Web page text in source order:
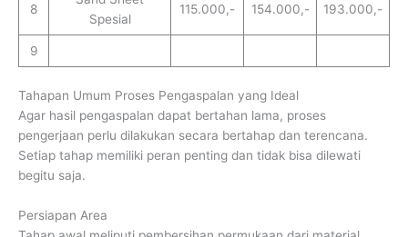
8
Spesial
115.000,- 154.000,- 193.000,-
9
Tahapan Umum Proses Pengaspalan yang Ideal
Agar hasil pengaspalan dapat bertahan lama, proses
pengerjaan perlu dilakukan secara bertahap dan terencana.
Setiap tahap memiliki peran penting dan tidak bisa dilewati
begitu saja.
Persiapan Area